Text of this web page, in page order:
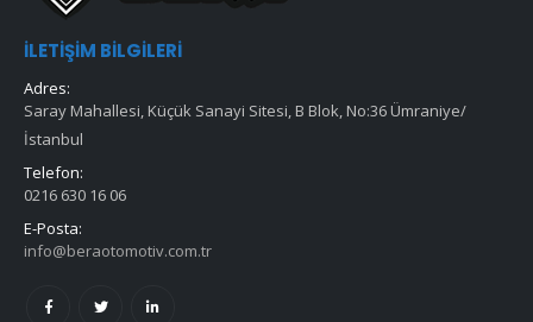
İLETIŞIM BILGILERI
Adres:
Saray Mahallesi, Küçük Sanayi Sitesi, B Blok, No:36 Ümraniye/
İstanbul
Telefon:
0216 630 16 06
E-Posta:
info@beraotomotiv.com.tr